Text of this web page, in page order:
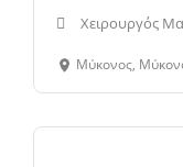
Χειρουργός
Μύκονος, Μύκονος